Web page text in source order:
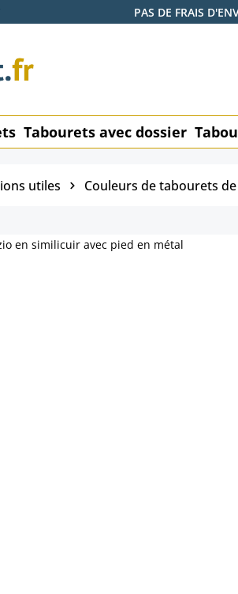
PAS DE FRAIS
Tabourets avec dossier
utiles Couleurs de tabourets